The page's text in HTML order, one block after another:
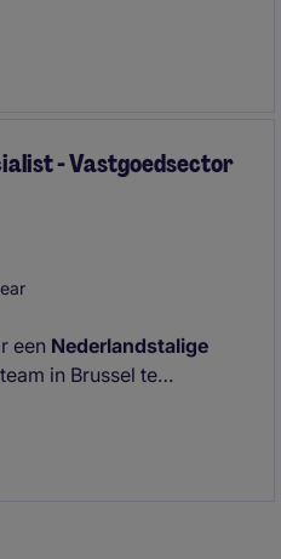
- Vastgoedsector
een Nederlandstalige
in Brussel te
voor het